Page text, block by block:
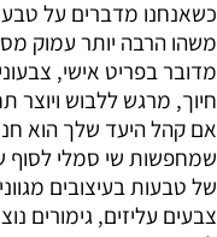
כשאנחנו מדברים על
משהו הרבה יותר עמוק
מדובר בפריט אישי,
חיוך, מרגש ללבוש ויוצר
אם קהל היעד שלך הוא
שמחפשות שי סמלי לסוף
של טבעות בעיצובים
צבעים עליזים, גימורים